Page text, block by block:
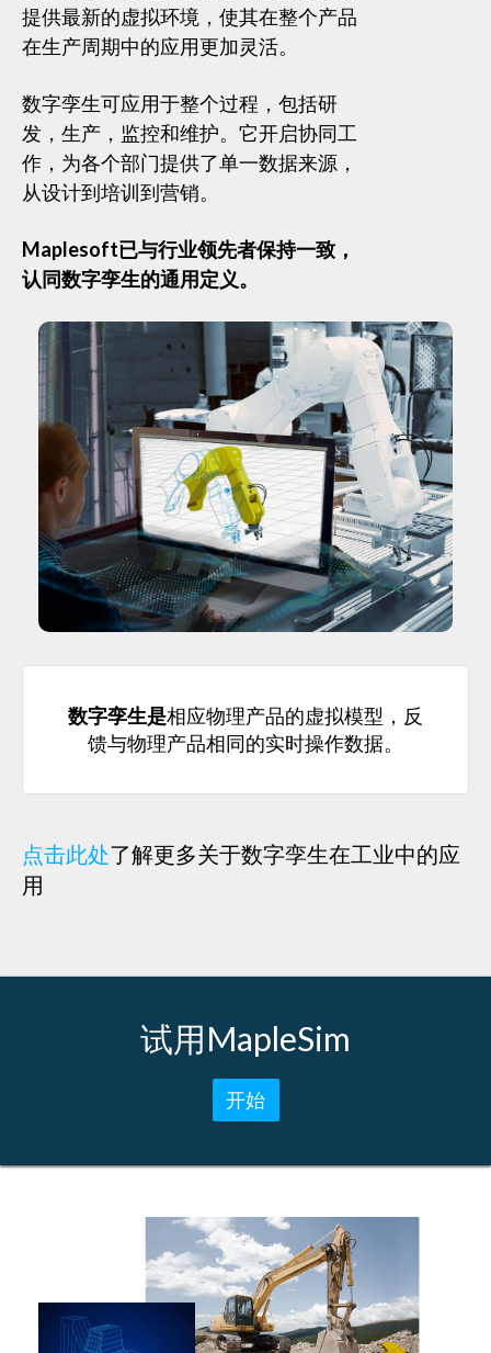
提供最新的虚拟环境，使其在整个产品
在生产周期中的应用更加灵活。
数字孪生可应用于整个过程，包括研
发，生产，监控和维护。它开启协同工
作，为各个部门提供了单一数据来源，
从设计到培训到营销。
Maplesoft已与行业领先者保持一致，
认同数字孪生的通用定义。
数字孪生是相应物理产品的虚拟模型，反
馈与物理产品相同的实时操作数据。
点击此处了解更多关于数字孪生在工业中的应
用
试用MapleSim
开始